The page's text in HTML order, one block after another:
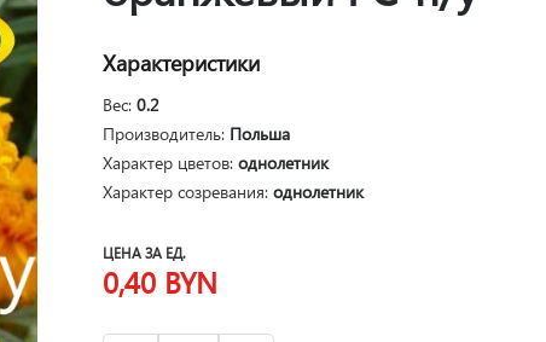
Характеристики
Вес: 0.2
Производитель: Польша
Характер цветов: однолетник
Характер созревания: однолетник
ЦЕНА ЗА ЕД.
0,40 BYN